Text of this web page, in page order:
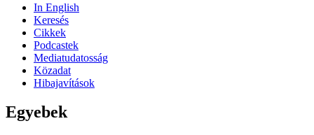
In English
Keresés
Cikkek
Podcastek
Mediatudatosság
Közadat
Hibajavítások
Egyebek